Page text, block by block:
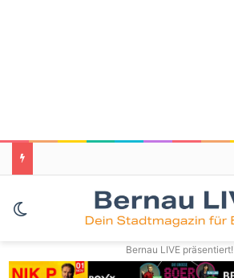
Skin umschalten
Bernau LIVE präsentiert!